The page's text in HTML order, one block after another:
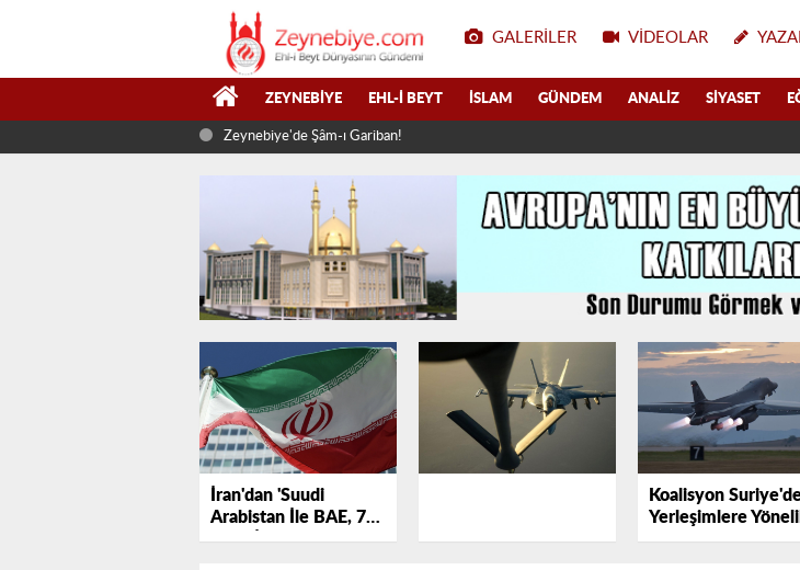
GALERILER VIDEOLAR
ZEYNEBIYE EHL-I BEYT İSLAM GÜNDEM ANALIZ SIYASET
Zeynebiye'de Şâm-ı Gariban!
İran'dan 'Suudi
Arabistan İle BAE, 7
bin IŞİD'liyi
Koalisyon
Yerleşimlere
Saldırıda Misket